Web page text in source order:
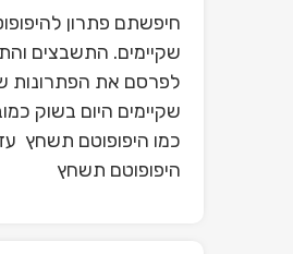
חיפשתם פתרון
שקיימים. התשבצים
לפרסם את הפתרונות
שקיימים היום בשוק
כמו היפופוטם תשחץ
היפופוטם תשחץ